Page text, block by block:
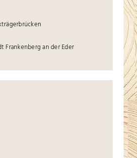
Frankenberg an der Eder